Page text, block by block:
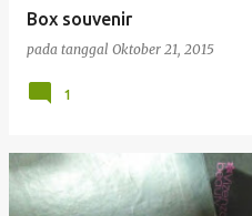
Box souvenir
pada tanggal Oktober 21, 2015
1